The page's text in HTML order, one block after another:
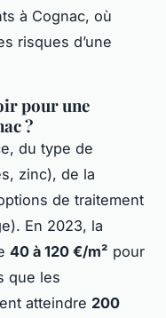
à Cognac, où
risques d’une
pour une
?
du type de
zinc), de la
de traitement
En 2023, la
40 à 120 €/m² pour
que les
atteindre 200